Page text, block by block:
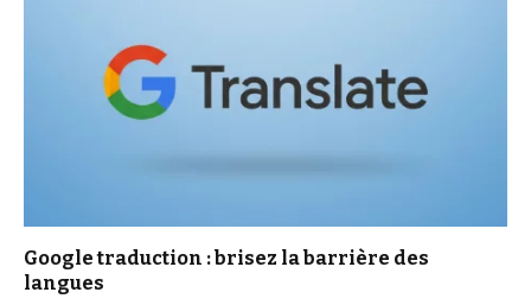
Google traduction : brisez la barrière des
langues